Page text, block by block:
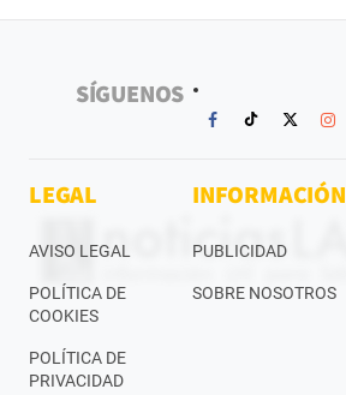
SÍGUENOS
LEGAL
AVISO LEGAL
POLÍTICA DE
COOKIES
POLÍTICA DE
PRIVACIDAD
INFORMACIÓN
PUBLICIDAD
SOBRE NOSOTROS